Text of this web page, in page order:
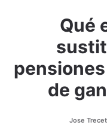
Qué
de
Jose Trecet